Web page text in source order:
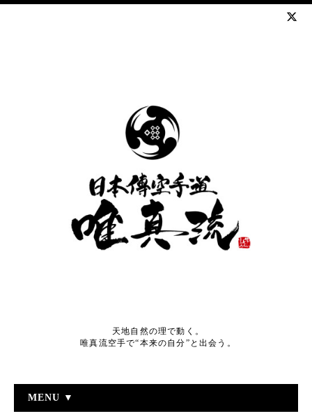
天地自然の理で動く。
唯真流空手で“本来の自分”と出会う。
MENU ▼